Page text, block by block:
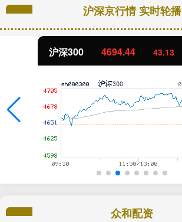
沪深京行情 实时轮播
沪深300 4694.44 43.13
众和配资